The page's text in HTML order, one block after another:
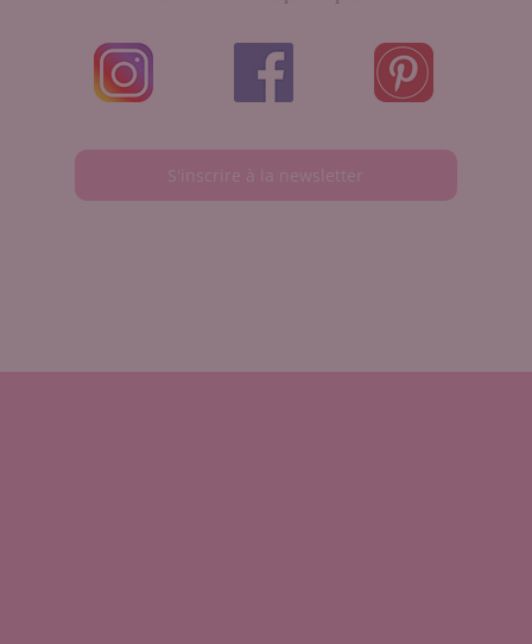
S'inscrire à la newsletter